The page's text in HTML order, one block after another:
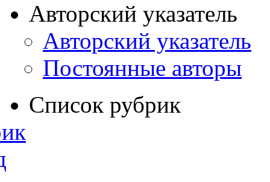
Авторский указатель
Авторский указатель
Постоянные авторы
Список рубрик